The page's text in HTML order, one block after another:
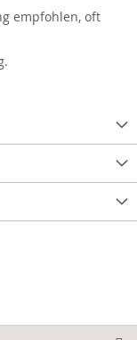
empfohlen, oft